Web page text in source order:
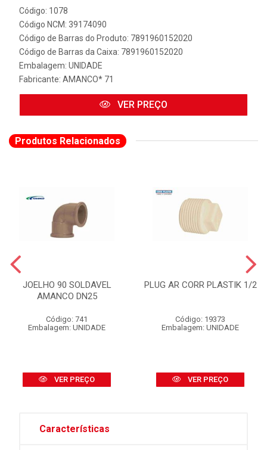
Código: 1078
Código NCM: 39174090
Código de Barras do Produto: 7891960152020
Código de Barras da Caixa: 7891960152020
Embalagem: UNIDADE
Fabricante: AMANCO* 71
VER PREÇO
Produtos Relacionados
JOELHO 90 SOLDAVEL
AMANCO DN25
Código: 741
Embalagem: UNIDADE
VER PREÇO
PLUG AR CORR PLASTIK 1/2
Código: 19373
Embalagem: UNIDADE
VER PREÇO
Características